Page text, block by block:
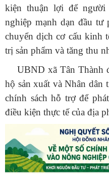
kiện thuận lợi để
nghiệp mạnh dạn đầu tư
chuyển dịch cơ cấu kinh
trị sản phẩm và tăng thu
UBND xã Tân Thành
hộ sản xuất và Nhân dân
chính sách hỗ trợ để
điều kiện thực tế của địa